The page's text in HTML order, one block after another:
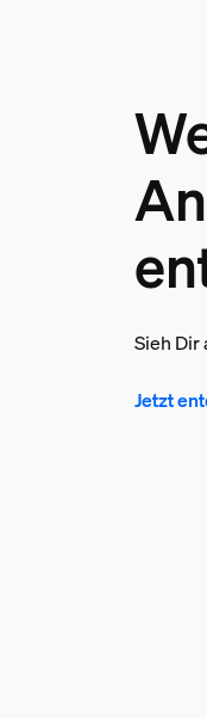
Sieh Dir
Jetzt